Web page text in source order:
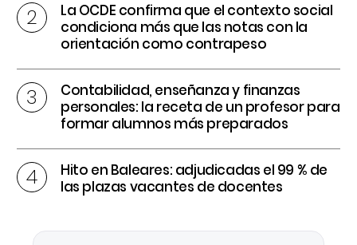
La OCDE confirma que el contexto social
condiciona más que las notas con la
orientación como contrapeso
Contabilidad, enseñanza y finanzas
personales: la receta de un profesor para
formar alumnos más preparados
Hito en Baleares: adjudicadas el 99 % de
las plazas vacantes de docentes